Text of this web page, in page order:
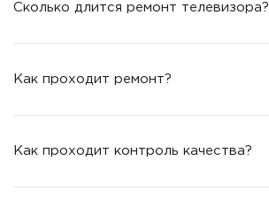
Сколько длится ремонт телевизора?
Как проходит ремонт?
Как проходит контроль качества?